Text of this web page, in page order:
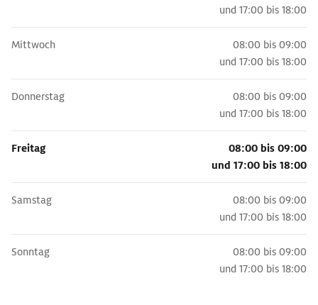
und 17:00 bis 18:00
Mittwoch
08:00 bis 09:00
und 17:00 bis 18:00
Donnerstag
08:00 bis 09:00
und 17:00 bis 18:00
Freitag
08:00 bis 09:00
und 17:00 bis 18:00
Samstag
08:00 bis 09:00
und 17:00 bis 18:00
Sonntag
08:00 bis 09:00
und 17:00 bis 18:00